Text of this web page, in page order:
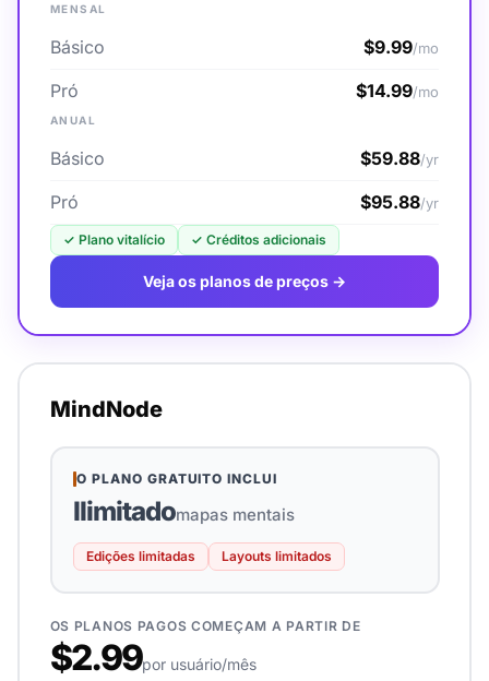
MENSAL
Básico $9.99/mo
Pró $14.99/mo
ANUAL
Básico $59.88/yr
Pró $95.88/yr
✓ Plano vitalício ✓ Créditos adicionais
Veja os planos de preços →
MindNode
O PLANO GRATUITO INCLUI
Ilimitadomapas mentais
Edições limitadas Layouts limitados
OS PLANOS PAGOS COMEÇAM A PARTIR DE
$2.99por usuário/mês